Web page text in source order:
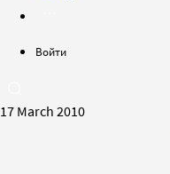
Войти
17 March 2010